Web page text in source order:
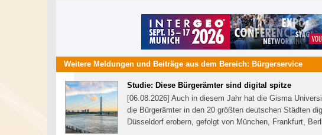
Weitere Meldungen und Beiträge aus dem Bereich: Bürgerservice
Studie: Diese Bürgerämter sind digital spitze
[06.08.2026] Auch in diesem Jahr hat die Gisma
die Bürgerämter in den 20 größten deutschen Städten
Düsseldorf erobern, gefolgt von München, Frankfurt,